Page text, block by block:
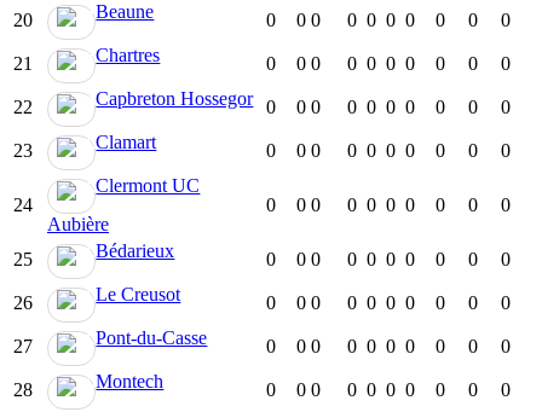
20 Beaune 0 0 0 0 0 0 0 0 0 0
21 Chartres 0 0 0 0 0 0 0 0 0 0
22 Capbreton Hossegor 0 0 0 0 0 0 0 0 0 0
23 Clamart 0 0 0 0 0 0 0 0 0 0
24
Clermont UC
Aubière
0 0 0 0 0 0 0 0 0 0
25 Bédarieux 0 0 0 0 0 0 0 0 0 0
26 Le Creusot 0 0 0 0 0 0 0 0 0 0
27 Pont-du-Casse 0 0 0 0 0 0 0 0 0 0
28 Montech 0 0 0 0 0 0 0 0 0 0